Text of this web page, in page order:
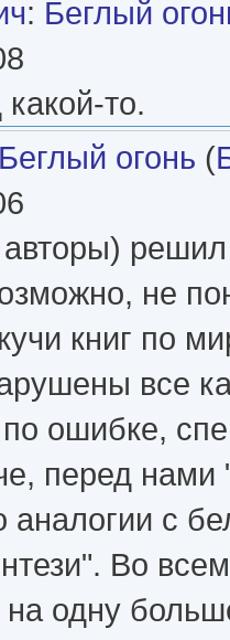
: Беглый
то.
Беглый огонь (
не
книг по
все
ошибке,
перед нами
аналогии с
Во
на одну